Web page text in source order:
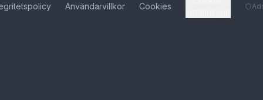
Användarvillkor Cookies